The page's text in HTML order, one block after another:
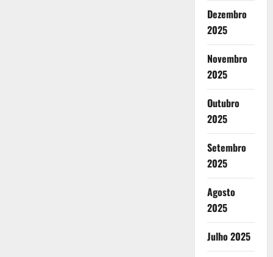
Dezembro
2025
Novembro
2025
Outubro
2025
Setembro
2025
Agosto
2025
Julho 2025